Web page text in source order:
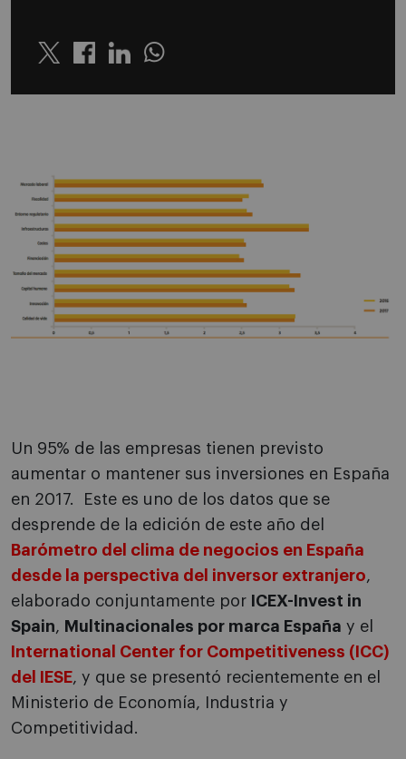
Twitter LinkedinWhatsapp
Un 95% de las empresas tienen previsto
aumentar o mantener sus inversiones en España
en 2017. Este es uno de los datos que se
desprende de la edición de este año del
Barómetro del clima de negocios en España
desde la perspectiva del inversor extranjero,
elaborado conjuntamente por
ICEX-Invest in
Spain, Multinacionales por marca España y el
International Center for Competitiveness (ICC)
del IESE, y que se presentó recientemente en el
Ministerio de Economía, Industria y
Competitividad.